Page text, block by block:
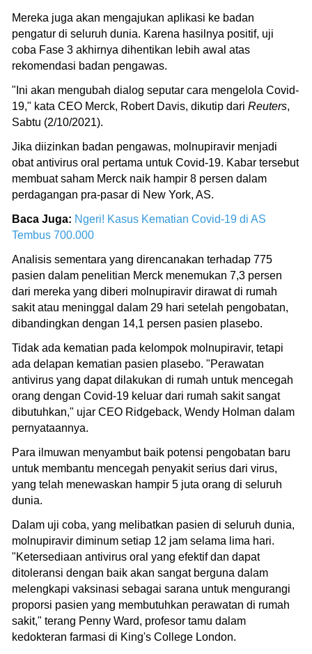
Mereka juga akan mengajukan aplikasi ke badan
pengatur di seluruh dunia. Karena hasilnya positif, uji
coba Fase 3 akhirnya dihentikan lebih awal atas
rekomendasi badan pengawas.
"Ini akan mengubah dialog seputar cara mengelola Covid-
19," kata CEO Merck, Robert Davis, dikutip dari Reuters,
Sabtu (2/10/2021).
Jika diizinkan badan pengawas, molnupiravir menjadi
obat antivirus oral pertama untuk Covid-19. Kabar tersebut
membuat saham Merck naik hampir 8 persen dalam
perdagangan pra-pasar di New York, AS.
Baca Juga: Ngeri! Kasus Kematian Covid-19 di AS
Tembus 700.000
Analisis sementara yang direncanakan terhadap 775
pasien dalam penelitian Merck menemukan 7,3 persen
dari mereka yang diberi molnupiravir dirawat di rumah
sakit atau meninggal dalam 29 hari setelah pengobatan,
dibandingkan dengan 14,1 persen pasien plasebo.
Tidak ada kematian pada kelompok molnupiravir, tetapi
ada delapan kematian pasien plasebo. "Perawatan
antivirus yang dapat dilakukan di rumah untuk mencegah
orang dengan Covid-19 keluar dari rumah sakit sangat
dibutuhkan," ujar CEO Ridgeback, Wendy Holman dalam
pernyataannya.
Para ilmuwan menyambut baik potensi pengobatan baru
untuk membantu mencegah penyakit serius dari virus,
yang telah menewaskan hampir 5 juta orang di seluruh
dunia.
Dalam uji coba, yang melibatkan pasien di seluruh dunia,
molnupiravir diminum setiap 12 jam selama lima hari.
"Ketersediaan antivirus oral yang efektif dan dapat
ditoleransi dengan baik akan sangat berguna dalam
melengkapi vaksinasi sebagai sarana untuk mengurangi
proporsi pasien yang membutuhkan perawatan di rumah
sakit," terang Penny Ward, profesor tamu dalam
kedokteran farmasi di King's College London.